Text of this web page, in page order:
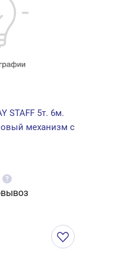
STAFF 5т. 6м.
механизм с
?